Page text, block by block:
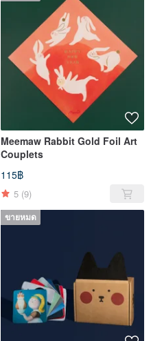
Meemaw Rabbit Gold Foil Art
Couplets
115฿
5 (9)
ขายหมด